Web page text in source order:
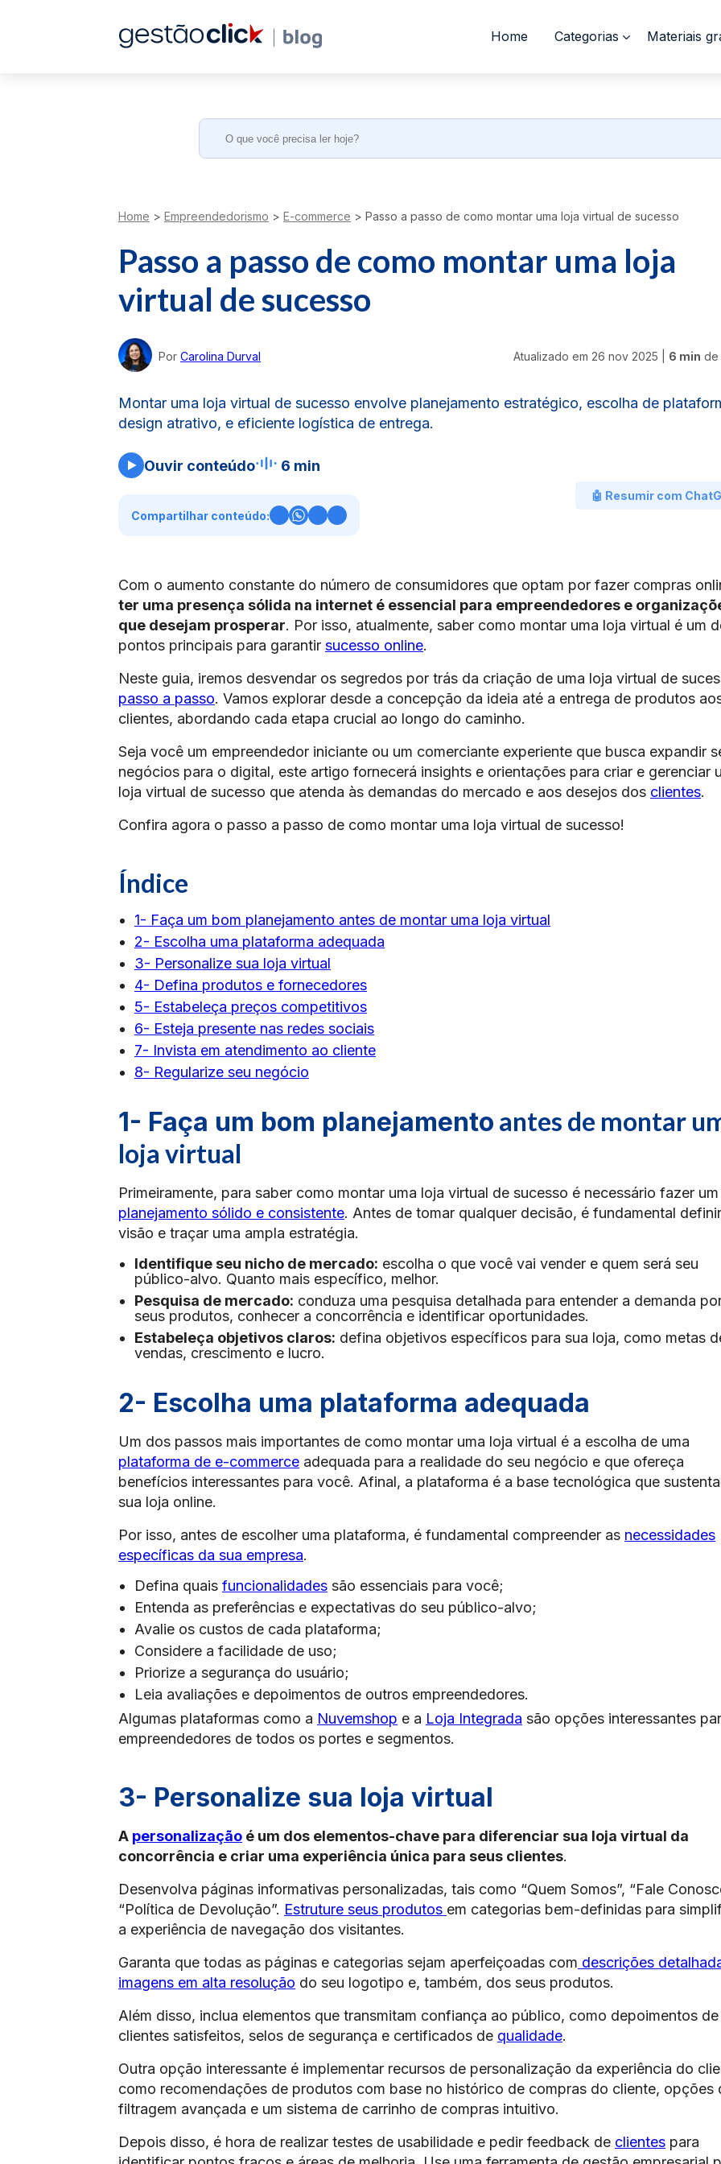
Home Categorias Materiais
Search
Home > Empreendedorismo > E-commerce > Passo a passo de como montar uma loja virtual de sucesso
Passo a passo de como montar uma loja
virtual de sucesso
Por Carolina Durval Atualizado em 26 nov 2025 6 min de
Montar uma loja virtual de sucesso envolve planejamento estratégico, escolha de
design atrativo, e eficiente logística de entrega.
Ouvir conteúdo 6 min
🤖 Resumir com
Compartilhar conteúdo:
Com o aumento constante do número de consumidores que optam por fazer compras
ter uma presença sólida na internet é essencial para empreendedores e
que desejam prosperar. Por isso, atualmente, saber como montar uma loja virtual é um
pontos principais para garantir sucesso online.
Neste guia, iremos desvendar os segredos por trás da criação de uma loja virtual de
passo a passo. Vamos explorar desde a concepção da ideia até a entrega de produtos
clientes, abordando cada etapa crucial ao longo do caminho.
Seja você um empreendedor iniciante ou um comerciante experiente que busca expandir
negócios para o digital, este artigo fornecerá insights e orientações para criar e gerenciar
loja virtual de sucesso que atenda às demandas do mercado e aos desejos dos clientes.
Confira agora o passo a passo de como montar uma loja virtual de sucesso!
Índice
1- Faça um bom planejamento antes de montar uma loja virtual
2- Escolha uma plataforma adequada
3- Personalize sua loja virtual
4- Defina produtos e fornecedores
5- Estabeleça preços competitivos
6- Esteja presente nas redes sociais
7- Invista em atendimento ao cliente
8- Regularize seu negócio
1- Faça um bom planejamento antes de montar
loja virtual
Primeiramente, para saber como montar uma loja virtual de sucesso é necessário fazer um
planejamento sólido e consistente. Antes de tomar qualquer decisão, é fundamental
visão e traçar uma ampla estratégia.
Identifique seu nicho de mercado: escolha o que você vai vender e quem será seu
público-alvo. Quanto mais específico, melhor.
Pesquisa de mercado: conduza uma pesquisa detalhada para entender a demanda
seus produtos, conhecer a concorrência e identificar oportunidades.
Estabeleça objetivos claros: defina objetivos específicos para sua loja, como metas
vendas, crescimento e lucro.
2- Escolha uma plataforma adequada
Um dos passos mais importantes de como montar uma loja virtual é a escolha de uma
plataforma de e-commerce adequada para a realidade do seu negócio e que ofereça
benefícios interessantes para você. Afinal, a plataforma é a base tecnológica que
sua loja online.
Por isso, antes de escolher uma plataforma, é fundamental compreender as necessidades
específicas da sua empresa.
Defina quais funcionalidades são essenciais para você;
Entenda as preferências e expectativas do seu público-alvo;
Avalie os custos de cada plataforma;
Considere a facilidade de uso;
Priorize a segurança do usuário;
Leia avaliações e depoimentos de outros empreendedores.
Algumas plataformas como a Nuvemshop e a Loja Integrada são opções interessantes
empreendedores de todos os portes e segmentos.
3- Personalize sua loja virtual
A personalização é um dos elementos-chave para diferenciar sua loja virtual da
concorrência e criar uma experiência única para seus clientes.
Desenvolva páginas informativas personalizadas, tais como “Quem Somos”, “Fale
“Política de Devolução”. Estruture seus produtos em categorias bem-definidas para
a experiência de navegação dos visitantes.
Garanta que todas as páginas e categorias sejam aperfeiçoadas com descrições
imagens em alta resolução do seu logotipo e, também, dos seus produtos.
Além disso, inclua elementos que transmitam confiança ao público, como depoimentos de
clientes satisfeitos, selos de segurança e certificados de qualidade.
Outra opção interessante é implementar recursos de personalização da experiência do
como recomendações de produtos com base no histórico de compras do cliente, opções
filtragem avançada e um sistema de carrinho de compras intuitivo.
Depois disso, é hora de realizar testes de usabilidade e pedir feedback de clientes para